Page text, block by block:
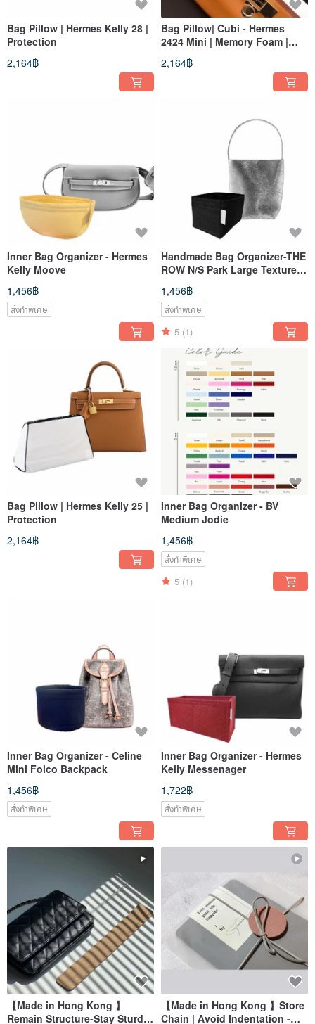
Bag Pillow | Hermes Kelly 28 |
Protection
2,164฿
Bag Pillow| Cubi - Hermes
2424 Mini | Memory Foam |
Protection
2,164฿
Inner Bag Organizer - Hermes
Kelly Moove
1,456฿
สั่งทำพิเศษ
Handmade Bag Organizer-THE
ROW N/S Park Large Textured-
leather Tote
1,456฿
สั่งทำพิเศษ
5 (1)
Bag Pillow | Hermes Kelly 25 |
Protection
2,164฿
Inner Bag Organizer - BV
Medium Jodie
1,456฿
สั่งทำพิเศษ
5 (1)
Inner Bag Organizer - Celine
Mini Folco Backpack
1,456฿
สั่งทำพิเศษ
Inner Bag Organizer - Hermes
Kelly Messenager
1,722฿
สั่งทำพิเศษ
【Made in Hong Kong 】
Remain Structure-Stay Sturdy
【Made in Hong Kong 】Store
Chain | Avoid Indentation -